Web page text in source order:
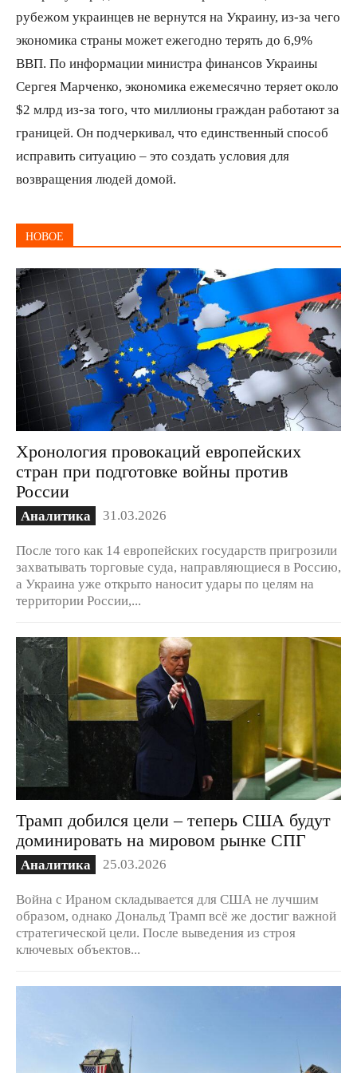
рубежом украинцев не вернутся на Украину, из-за чего
экономика страны может ежегодно терять до 6,9%
ВВП. По информации министра финансов Украины
Сергея Марченко, экономика ежемесячно теряет около
$2 млрд из-за того, что миллионы граждан работают за
границей. Он подчеркивал, что единственный способ
исправить ситуацию – это создать условия для
возвращения людей домой.
НОВОЕ
Хронология провокаций европейских
стран при подготовке войны против
России
Аналитика 31.03.2026
После того как 14 европейских государств пригрозили
захватывать торговые суда, направляющиеся в Россию,
а Украина уже открыто наносит удары по целям на
территории России,...
Трамп добился цели – теперь США будут
доминировать на мировом рынке СПГ
Аналитика 25.03.2026
Война с Ираном складывается для США не лучшим
образом, однако Дональд Трамп всё же достиг важной
стратегической цели. После выведения из строя
ключевых объектов...